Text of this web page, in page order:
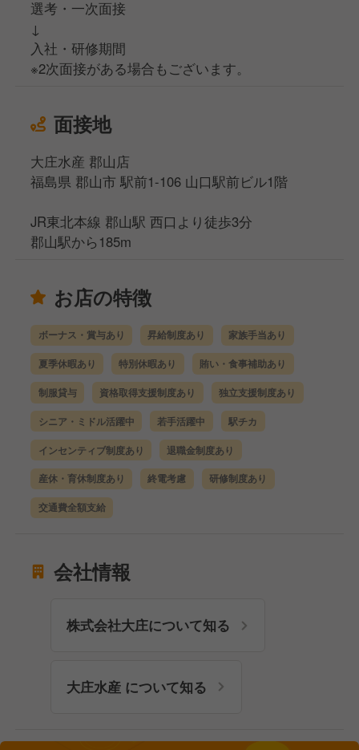
選考・一次面接
↓
入社・研修期間
※2次面接がある場合もございます。
面接地
大庄水産 郡山店
福島県 郡山市 駅前1-106 山口駅前ビル1階
JR東北本線 郡山駅 西口より徒歩3分
郡山駅から185m
お店の特徴
ボーナス・賞与あり 昇給制度あり 家族手当あり
夏季休暇あり 特別休暇あり 賄い・食事補助あり
制服貸与 資格取得支援制度あり 独立支援制度あり
シニア・ミドル活躍中 若手活躍中 駅チカ
インセンティブ制度あり 退職金制度あり
産休・育休制度あり 終電考慮 研修制度あり
交通費全額支給
会社情報
株式会社大庄について知る
大庄水産 について知る